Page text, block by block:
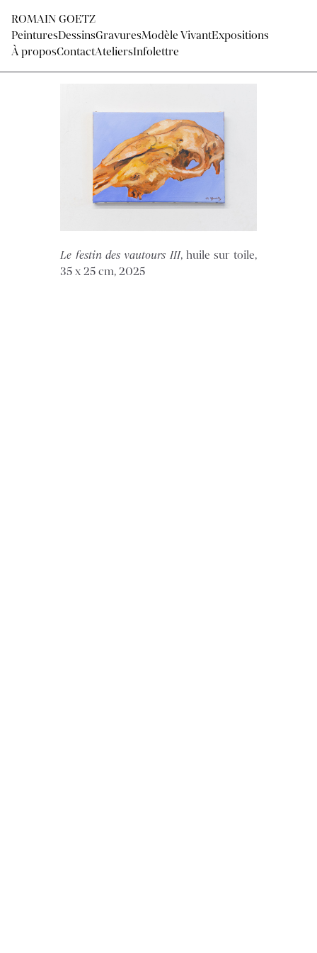
ROMAIN GOETZ
PeinturesDessinsGravuresModèle VivantExpositions
À proposContactAteliersInfolettre
Le festin des vautours III, huile sur toile,
35 x 25 cm, 2025